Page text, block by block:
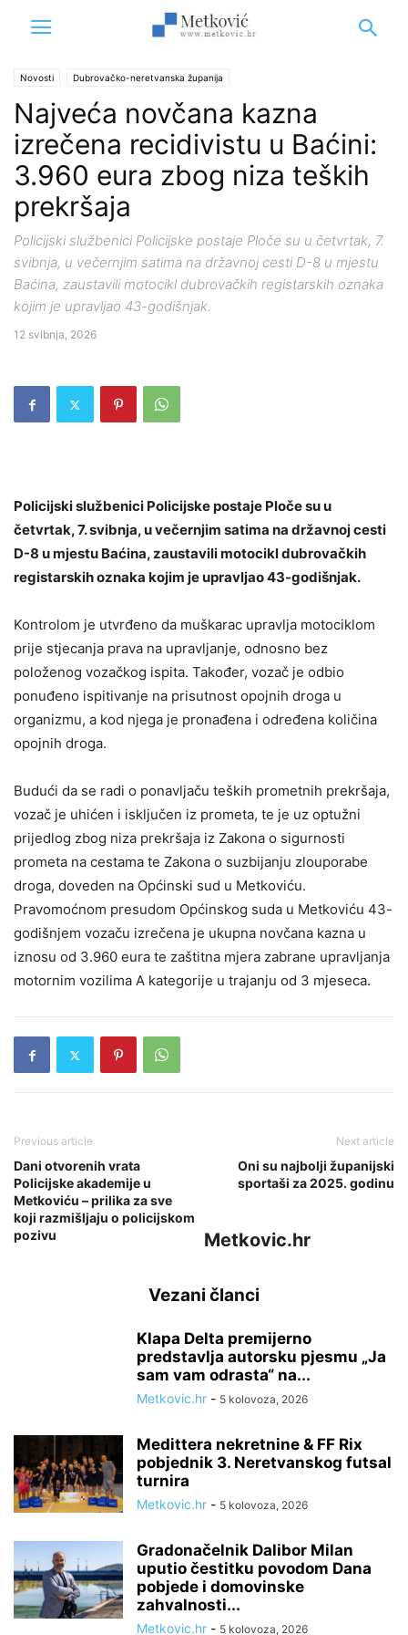
Novosti Dubrovačko-neretvanska županija
Najveća novčana kazna
izrečena recidivistu u Baćini:
3.960 eura zbog niza teških
prekršaja
Policijski službenici Policijske postaje Ploče su u četvrtak, 7.
svibnja, u večernjim satima na državnoj cesti D-8 u mjestu
Baćina, zaustavili motocikl dubrovačkih registarskih oznaka
kojim je upravljao 43-godišnjak.
12 svibnja, 2026
Policijski službenici Policijske postaje Ploče su u
četvrtak, 7. svibnja, u večernjim satima na državnoj cesti
D-8 u mjestu Baćina, zaustavili motocikl dubrovačkih
registarskih oznaka kojim je upravljao 43-godišnjak.
Kontrolom je utvrđeno da muškarac upravlja motociklom
prije stjecanja prava na upravljanje, odnosno bez
položenog vozačkog ispita. Također, vozač je odbio
ponuđeno ispitivanje na prisutnost opojnih droga u
organizmu, a kod njega je pronađena i određena količina
opojnih droga.
Budući da se radi o ponavljaču teških prometnih prekršaja,
vozač je uhićen i isključen iz prometa, te je uz optužni
prijedlog zbog niza prekršaja iz Zakona o sigurnosti
prometa na cestama te Zakona o suzbijanju zlouporabe
droga, doveden na Općinski sud u Metkoviću.
Pravomoćnom presudom Općinskog suda u Metkoviću 43-
godišnjem vozaču izrečena je ukupna novčana kazna u
iznosu od 3.960 eura te zaštitna mjera zabrane upravljanja
motornim vozilima A kategorije u trajanju od 3 mjeseca.
Previous article
Dani otvorenih vrata
Policijske akademije u
Metkoviću – prilika za sve
koji razmišljaju o policijskom
pozivu
Next article
Oni su najbolji županijski
sportaši za 2025. godinu
Metkovic.hr
Vezani članci
Klapa Delta premijerno
predstavlja autorsku pjesmu „Ja
sam vam odrasta“ na...
Metkovic.hr - 5 kolovoza, 2026
Medittera nekretnine & FF Rix
pobjednik 3. Neretvanskog futsal
turnira
Metkovic.hr - 5 kolovoza, 2026
Gradonačelnik Dalibor Milan
uputio čestitku povodom Dana
pobjede i domovinske
zahvalnosti...
Metkovic.hr - 5 kolovoza, 2026